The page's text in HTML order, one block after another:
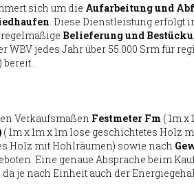
sich um die Aufarbeitung und
. Diese Dienstleistung erfolgt
Belieferung und
jedes Jahr über 55.000 Srm für
Verkaufsmaßen Festmeter Fm ( 1m
( 1m x 1m x 1m lose geschichtetes Holz
Holz mit Hohlräumen) sowie nach
Eine genaue Absprache beim
je nach Einheit auch der